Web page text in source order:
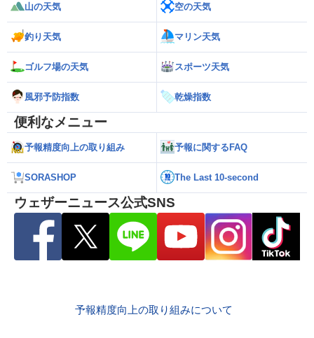
山の天気 空の天気
釣り天気 マリン天気
ゴルフ場の天気 スポーツ天気
風邪予防指数 乾燥指数
便利なメニュー
予報精度向上の取り組み 予報に関するFAQ
SORASHOP The Last 10-second
ウェザーニュース公式SNS
予報精度向上の取り組みについて